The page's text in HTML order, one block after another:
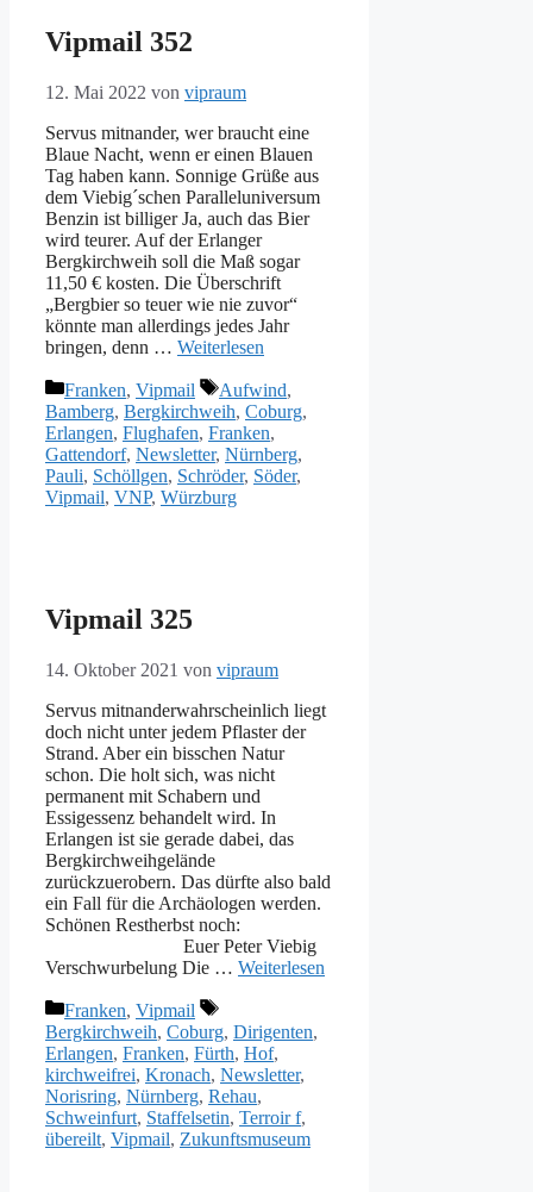
Vipmail 352
12. Mai 2022 von vipraum
Servus mitnander, wer braucht eine
Blaue Nacht, wenn er einen Blauen
Tag haben kann. Sonnige Grüße aus
dem Viebig´schen Paralleluniversum
Benzin ist billiger Ja, auch das Bier
wird teurer. Auf der Erlanger
Bergkirchweih soll die Maß sogar
11,50 € kosten. Die Überschrift
„Bergbier so teuer wie nie zuvor“
könnte man allerdings jedes Jahr
bringen, denn … Weiterlesen
Kategorien
Franken, Vipmail Schlagwörter
Aufwind,
Bamberg, Bergkirchweih, Coburg,
Erlangen, Flughafen, Franken,
Gattendorf, Newsletter, Nürnberg,
Pauli, Schöllgen, Schröder, Söder,
Vipmail, VNP, Würzburg
Vipmail 325
14. Oktober 2021 von vipraum
Servus mitnanderwahrscheinlich liegt
doch nicht unter jedem Pflaster der
Strand. Aber ein bisschen Natur
schon. Die holt sich, was nicht
permanent mit Schabern und
Essigessenz behandelt wird. In
Erlangen ist sie gerade dabei, das
Bergkirchweihgelände
zurückzuerobern. Das dürfte also bald
ein Fall für die Archäologen werden.
Schönen Restherbst noch:
Euer Peter Viebig
Verschwurbelung Die … Weiterlesen
Kategorien
Franken, Vipmail
Schlagwörter
Bergkirchweih, Coburg, Dirigenten,
Erlangen, Franken, Fürth, Hof,
kirchweifrei, Kronach, Newsletter,
Norisring, Nürnberg, Rehau,
Schweinfurt, Staffelsetin, Terroir f,
übereilt, Vipmail, Zukunftsmuseum